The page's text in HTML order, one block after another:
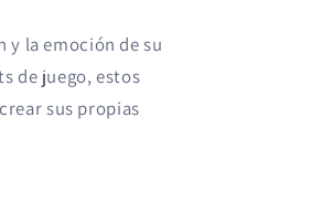
y la emoción de su
de juego, estos
sus propias